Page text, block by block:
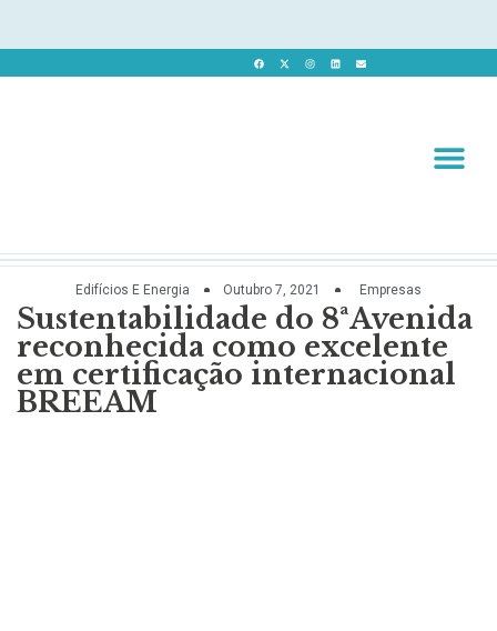
Edifícios E Energia Outubro 7, 2021 Empresas
Sustentabilidade do 8ªAvenida
reconhecida como excelente
em certificação internacional
BREEAM